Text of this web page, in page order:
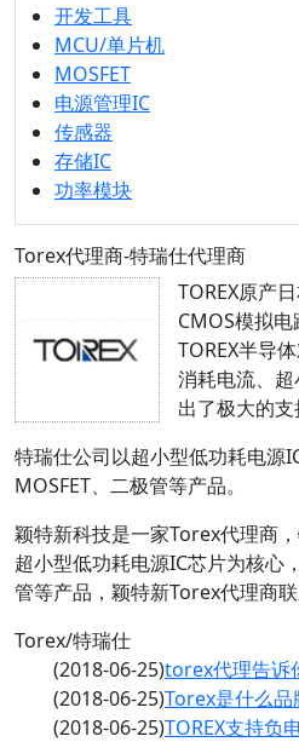
开发工具
MCU/单片机
MOSFET
电源管理IC
传感器
存储IC
功率模块
Torex代理商-特瑞仕代理商
TOREX原产
CMOS模拟电
TOREX半导
消耗电流、
出了极大的支
特瑞仕公司以超小型低功耗电源
MOSFET、二极管等产品。
颖特新科技是一家Torex代理商
超小型低功耗电源IC芯片为核心
管等产品，颖特新Torex代理商
Torex/特瑞仕
(2018-06-25)torex代理告诉
(2018-06-25)Torex是什么品
(2018-06-25)TOREX支持负电压